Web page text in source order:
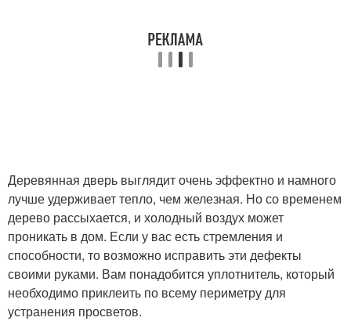
Деревянная дверь выглядит очень эффектно и намного
лучше удерживает тепло, чем железная. Но со временем
дерево рассыхается, и холодный воздух может
проникать в дом. Если у вас есть стремления и
способности, то возможно исправить эти дефекты
своими руками. Вам понадобится уплотнитель, который
необходимо приклеить по всему периметру для
устранения просветов.